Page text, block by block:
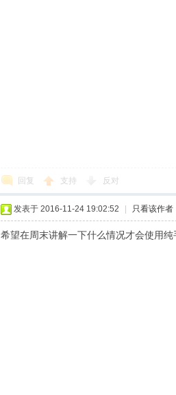
回复 支持 反对
发表于 2016-11-24 19:02:52 只看该作者
希望在周末讲解一下什么情况才会使用